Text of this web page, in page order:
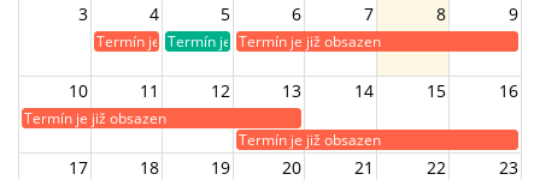
3 4 5 6 7 8 9
Termín je již obsazen
Termín je volnýTermín je již obsazen
10 11 12 13 14 15 16
Termín je již obsazen
Termín je již obsazen
17 18 19 20 21 22 23